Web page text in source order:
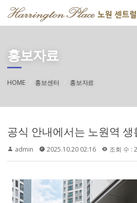
홍보자료
HOME 홍보센터 홍보자료
admin 2025.10.20 02:16 조회 수 :